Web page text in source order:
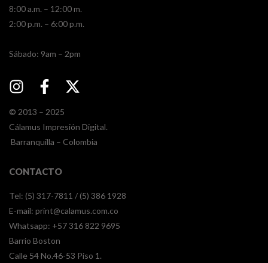
8:00 a.m. – 12:00 m.
2:00 p.m. – 6:00 p.m.
​​Sábado: 9am – 2pm
© 2013 – 2025
Cálamus Impresión Digital.
Barranquilla – Colombia
CONTACTO
Tel: (5) 317-7811 / (5) 386 1928
E-mail: print@calamus.com.co
Whatsapp: +57 316 822 9695
Barrio Boston
Calle 54 No.46-53 Piso 1.